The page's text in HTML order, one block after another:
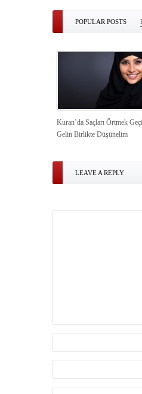
POPULAR POSTS
Kuran’da Saçları Örtmek
Gelin Birlikte Düşünelim
LEAVE A REPLY